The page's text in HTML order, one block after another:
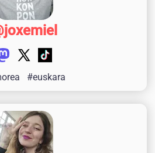
#euskara